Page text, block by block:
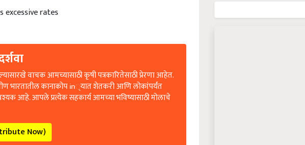
excessive rates
वाचक आमच्यासाठी कृषी पत्रकारितेसाठी प्रेरणा आहेत.
भारतातील कानाकोप in्यात शेतकरी आणि लोकांपर्यंत
आहे. आपले प्रत्येक सहकार्य आमच्या भविष्यासाठी मोलाचे
Now)